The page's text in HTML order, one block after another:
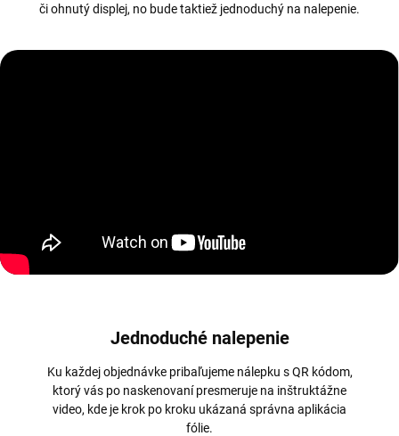
či ohnutý displej, no bude taktiež jednoduchý na nalepenie.
Jednoduché nalepenie
Ku každej objednávke pribaľujeme nálepku s QR kódom,
ktorý vás po naskenovaní presmeruje na inštruktážne
video, kde je krok po kroku ukázaná správna aplikácia
fólie.